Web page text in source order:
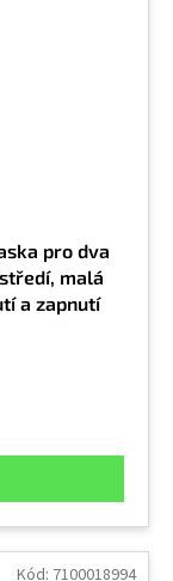
pro dva
malá
a zapnutí
Kód: 7100018994